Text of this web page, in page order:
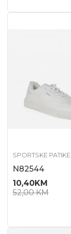
SPORTSKE PATIKE
N82544
10,40KM
52,00KM